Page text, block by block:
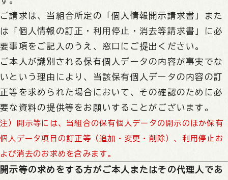
ご請求は、当組合所定の「個人情報開示請求書」また
は「個人情報の訂正・利用停止・消去等請求書」に必
要事項をご記入のうえ、窓口にご提出ください。
ご本人が識別される保有個人データの内容が事実でな
いという理由により、当該保有個人データの内容の訂
正等を求められた場合において、その確認のために必
要な資料の提供等をお願いすることがございます。
注）開示等には、当組合の保有個人データの開示のほか保有
個人データ項目の訂正等（追加・変更・削除）、利用停止お
よび消去のお求めを含みます。
開示等の求めをする方がご本人またはその代理人であ